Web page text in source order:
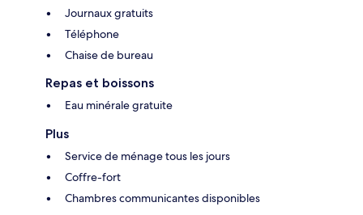
Journaux gratuits
Téléphone
Chaise de bureau
Repas et boissons
Eau minérale gratuite
Plus
Service de ménage tous les jours
Coffre-fort
Chambres communicantes disponibles